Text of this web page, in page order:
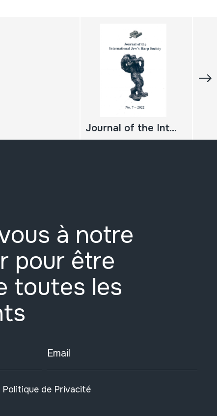
Journal of the International Jew's Harp Society. Nº 7-2022
à notre
pour être
toutes les
Email
Politique de Privacité